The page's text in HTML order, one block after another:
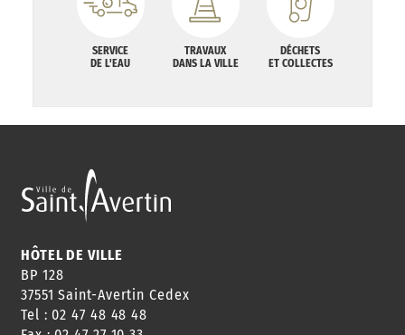
SERVICE
DE L'EAU
TRAVAUX
DANS LA VILLE
DÉCHETS
ET COLLECTES
HÔTEL DE VILLE
BP 128
37551 Saint-Avertin Cedex
Tel : 02 47 48 48 48